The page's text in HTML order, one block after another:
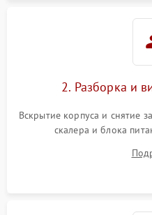
2. Разборка и
Вскрытие корпуса и снятие
скалера и блока
конденсаторов, прогаров,
контактов и